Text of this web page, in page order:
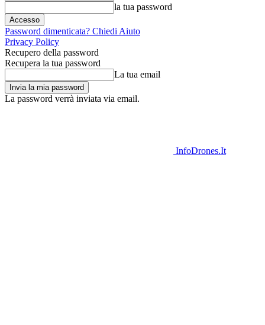
la tua password
Password dimenticata? Chiedi Aiuto
Privacy Policy
Recupero della password
Recupera la tua password
La tua email
La password verrà inviata via email.
InfoDrones.It